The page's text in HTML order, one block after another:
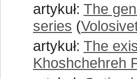
artykuł: The
series (
artykuł: The
Khoshchehreh